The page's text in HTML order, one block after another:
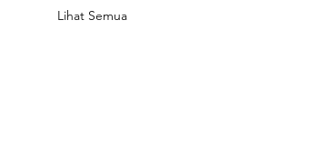
Lihat Semua